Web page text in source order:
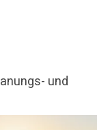
und